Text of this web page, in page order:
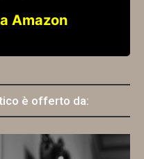
Amazon
è offerto da: